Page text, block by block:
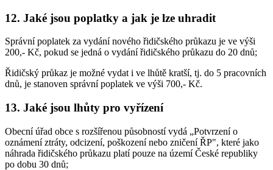
12. Jaké jsou poplatky a jak je lze uhradit
Správní poplatek za vydání nového řidičského průkazu je ve výši
200,- Kč, pokud se jedná o vydání řidičského průkazu do 20 dnů;
Řidičský průkaz je možné vydat i ve lhůtě kratší, tj. do 5 pracovních
dnů, je stanoven správní poplatek ve výši 700,- Kč.
13. Jaké jsou lhůty pro vyřízení
Obecní úřad obce s rozšířenou působností vydá „Potvrzení o
oznámení ztráty, odcizení, poškození nebo zničení ŘP", které jako
náhrada řidičského průkazu platí pouze na území České republiky
po dobu 30 dnů;